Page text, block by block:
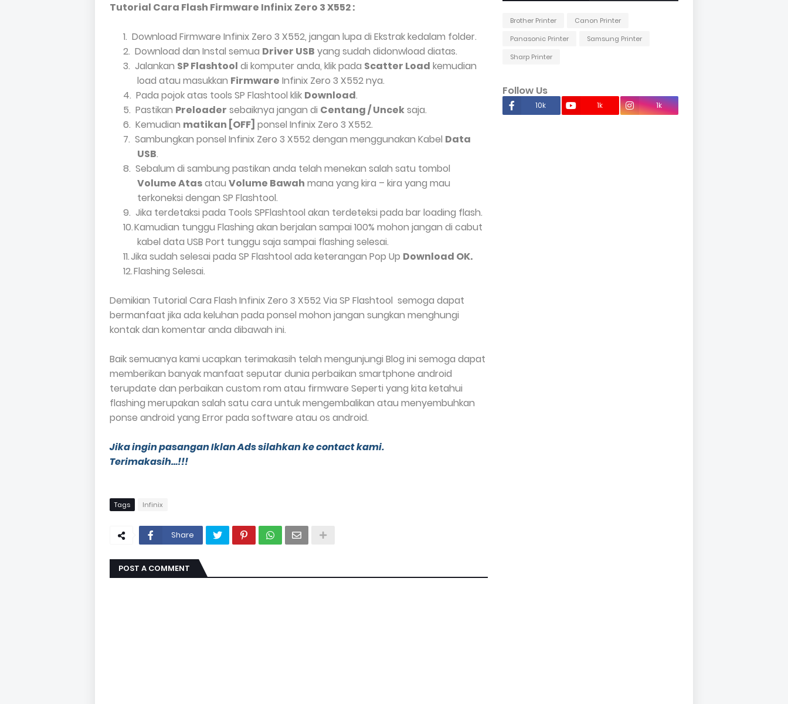
Tutorial Cara Flash Firmware Infinix Zero 3 X552 :
1. Download Firmware Infinix Zero 3 X552, jangan lupa di Ekstrak kedalam folder.
2. Download dan Instal semua Driver USB yang sudah didonwload diatas.
3. Jalankan SP Flashtool di komputer anda, klik pada Scatter Load kemudian
load atau masukkan Firmware Infinix Zero 3 X552 nya.
4. Pada pojok atas tools SP Flashtool klik Download.
5. Pastikan Preloader sebaiknya jangan di Centang / Unceksaja.
6. Kemudian matikan [OFF] ponsel Infinix Zero 3 X552.
7. Sambungkan ponsel Infinix Zero 3 X552 dengan menggunakan Kabel Data
USB.
8. Sebalum di sambung pastikan anda telah menekan salah satu tombol
Volume AtasatauVolume Bawah mana yang kira – kira yang mau
terkoneksi dengan SP Flashtool.
9. Jika terdetaksi pada Tools SPFlashtool akan terdeteksi pada bar loading flash.
10.Kamudian tunggu Flashing akan berjalan sampai 100% mohon jangan di cabut
kabel data USB Port tunggu saja sampai flashing selesai.
11.Jika sudah selesai pada SP Flashtool ada keterangan Pop Up Download OK.
12.Flashing Selesai.
Demikian Tutorial Cara Flash Infinix Zero 3 X552 Via SP Flashtool semoga dapat
bermanfaat jika ada keluhan pada ponsel mohon jangan sungkan menghungi
kontak dan komentar anda dibawah ini.
Baik semuanya kami ucapkan terimakasih telah mengunjungi Blog ini semoga dapat
memberikan banyak manfaat seputar dunia perbaikan smartphone android
terupdate dan perbaikan custom rom atau firmware Seperti yang kita ketahui
flashing merupakan salah satu cara untuk mengembalikan atau menyembuhkan
ponse android yang Error pada software atau os android.
Jika ingin pasangan Iklan Ads silahkan ke contact kami.
Terimakasih…!!!
Tags Infinix
Share
POST A COMMENT
Brother Printer
Canon Printer
Panasonic Printer
Samsung Printer
Sharp Printer
Follow Us
10k 1k 1k